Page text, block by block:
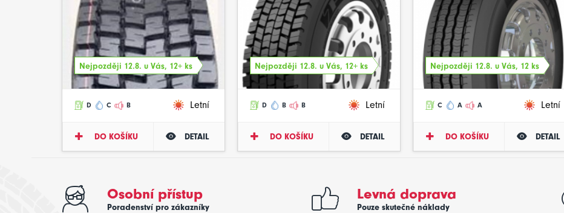
Nejpozději 12.8. u Vás, 12+ ks
D C B Letní
DO KOŠÍKU DETAIL
Nejpozději 12.8. u Vás, 12+ ks
D B B Letní
DO KOŠÍKU DETAIL
Nejpozději 12.8. u Vás, 12 ks
C A A Letní
DO KOŠÍKU DETAIL
Osobní přístup
Poradenství pro zákazníky
Levná doprava
Pouze skutečné náklady